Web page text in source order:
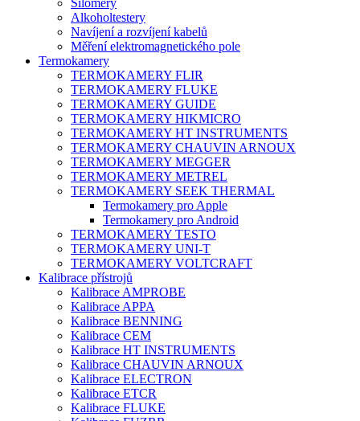
Alkoholtestery
Navíjení a rozvíjení kabelů
Měření elektromagnetického pole
Termokamery
TERMOKAMERY FLIR
TERMOKAMERY FLUKE
TERMOKAMERY GUIDE
TERMOKAMERY HIKMICRO
TERMOKAMERY HT INSTRUMENTS
TERMOKAMERY CHAUVIN ARNOUX
TERMOKAMERY MEGGER
TERMOKAMERY METREL
TERMOKAMERY SEEK THERMAL
Termokamery pro Apple
Termokamery pro Android
TERMOKAMERY TESTO
TERMOKAMERY UNI-T
TERMOKAMERY VOLTCRAFT
Kalibrace přístrojů
Kalibrace AMPROBE
Kalibrace APPA
Kalibrace BENNING
Kalibrace CEM
Kalibrace HT INSTRUMENTS
Kalibrace CHAUVIN ARNOUX
Kalibrace ELECTRON
Kalibrace ETCR
Kalibrace FLUKE